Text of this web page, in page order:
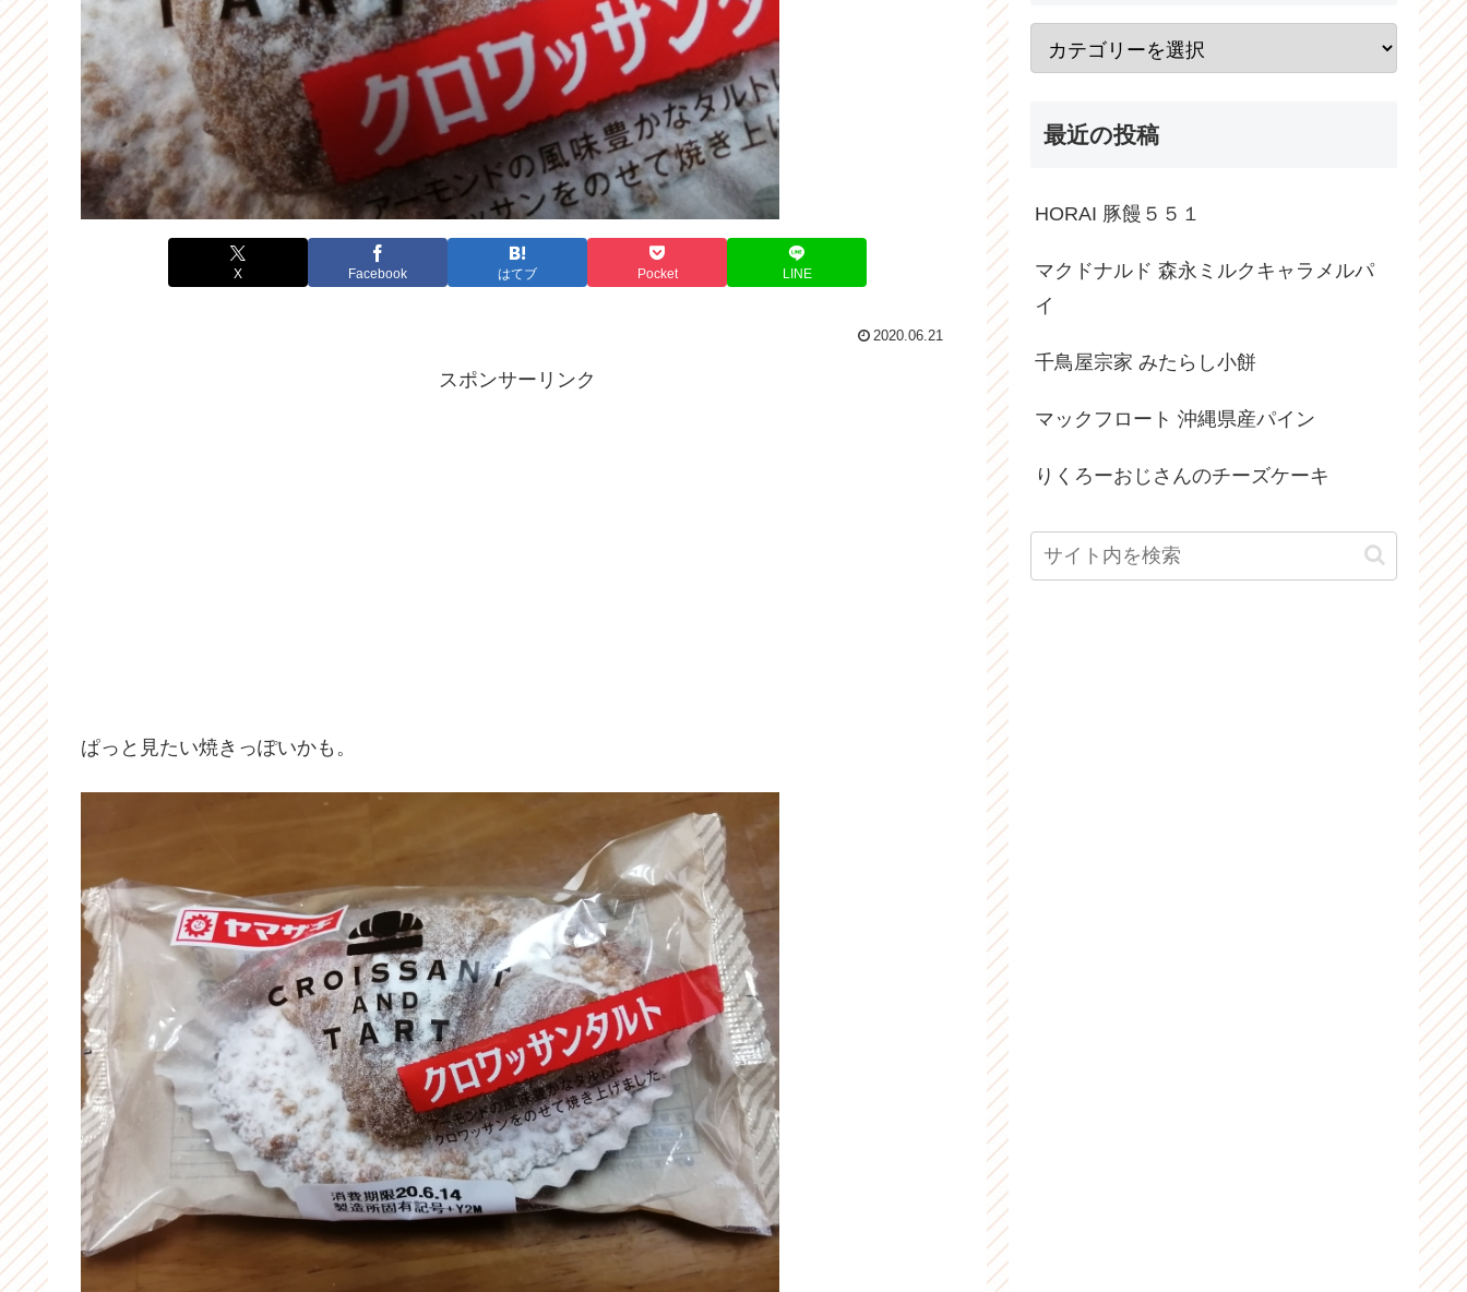
X Facebook はてブ Pocket LINE
2020.06.21
スポンサーリンク
ぱっと見たい焼きっぽいかも。
最近の投稿
HORAI 豚饅５５１
マクドナルド 森永ミルクキャラメルパ
イ
千鳥屋宗家 みたらし小餅
マックフロート 沖縄県産パイン
りくろーおじさんのチーズケーキ